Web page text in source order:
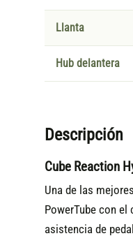
Llanta
Hub delantera
Descripción
Cube Reaction
Una de las
PowerTube con
asistencia de